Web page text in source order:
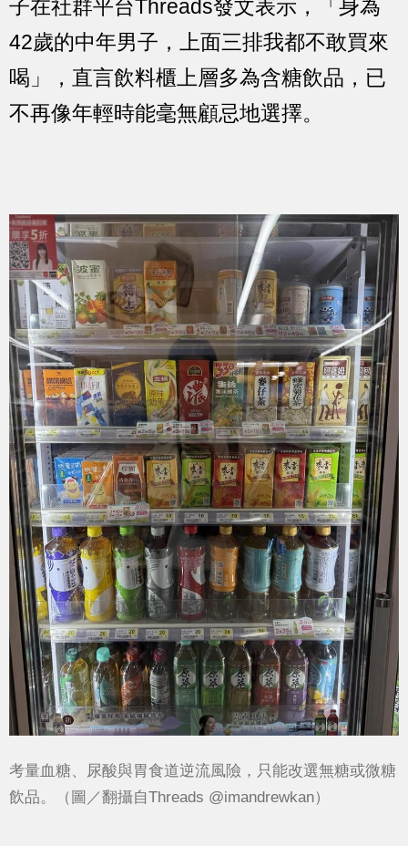
子在社群平台Threads發文表示，「身為
42歲的中年男子，上面三排我都不敢買來
喝」，直言飲料櫃上層多為含糖飲品，已
不再像年輕時能毫無顧忌地選擇。
考量血糖、尿酸與胃食道逆流風險，只能改選無糖或微糖
飲品。（圖／翻攝自Threads @imandrewkan）